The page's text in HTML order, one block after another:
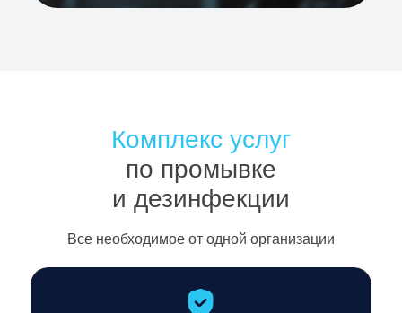
Комплекс услуг
по промывке
и дезинфекции
Все необходимое от одной организации